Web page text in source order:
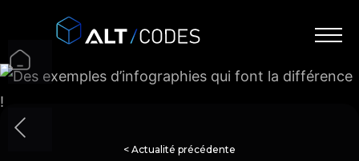
< Actualité précédente